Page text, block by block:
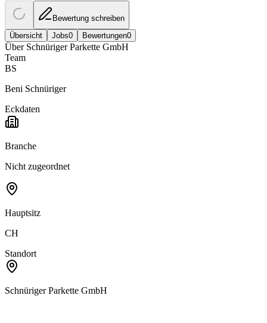
Bewertung schreiben
Übersicht
Jobs0 Bewertungen0
Über Schnüriger Parkette GmbH
Team
BS
Beni Schnüriger
Eckdaten
Branche
Nicht zugeordnet
Hauptsitz
CH
Standort
Schnüriger Parkette GmbH